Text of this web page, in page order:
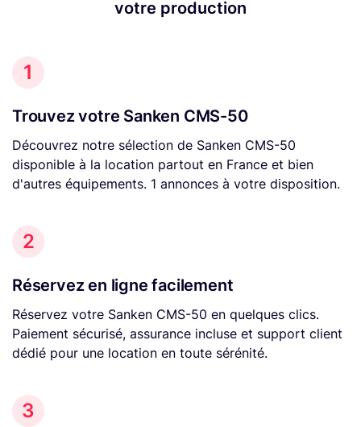
votre production
1
Trouvez votre Sanken CMS-50
Découvrez notre sélection de Sanken CMS-50
disponible à la location partout en France et bien
d'autres équipements. 1 annonces à votre disposition.
2
Réservez en ligne facilement
Réservez votre Sanken CMS-50 en quelques clics.
Paiement sécurisé, assurance incluse et support client
dédié pour une location en toute sérénité.
3